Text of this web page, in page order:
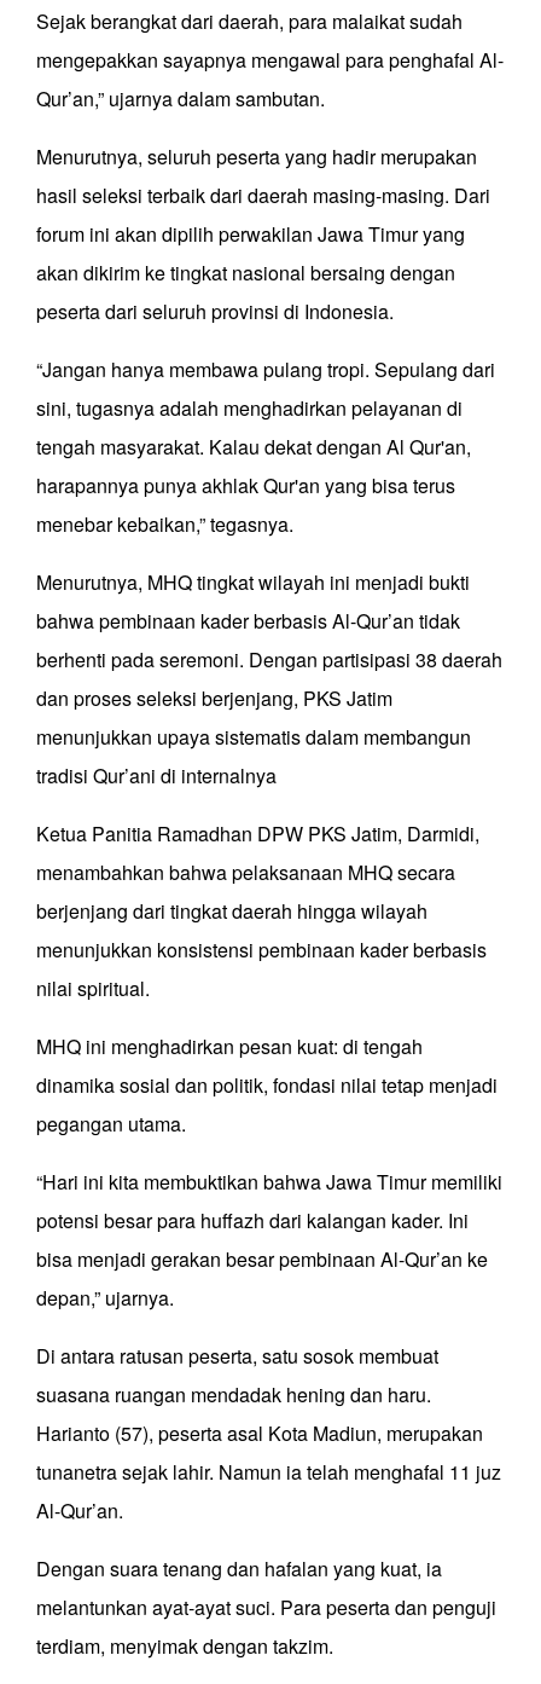
Sejak berangkat dari daerah, para malaikat sudah
mengepakkan sayapnya mengawal para penghafal Al-
Qur’an,” ujarnya dalam sambutan.
Menurutnya, seluruh peserta yang hadir merupakan
hasil seleksi terbaik dari daerah masing-masing. Dari
forum ini akan dipilih perwakilan Jawa Timur yang
akan dikirim ke tingkat nasional bersaing dengan
peserta dari seluruh provinsi di Indonesia.
“Jangan hanya membawa pulang tropi. Sepulang dari
sini, tugasnya adalah menghadirkan pelayanan di
tengah masyarakat. Kalau dekat dengan Al Qur'an,
harapannya punya akhlak Qur'an yang bisa terus
menebar kebaikan,” tegasnya.
Menurutnya, MHQ tingkat wilayah ini menjadi bukti
bahwa pembinaan kader berbasis Al-Qur’an tidak
berhenti pada seremoni. Dengan partisipasi 38 daerah
dan proses seleksi berjenjang, PKS Jatim
menunjukkan upaya sistematis dalam membangun
tradisi Qur’ani di internalnya
Ketua Panitia Ramadhan DPW PKS Jatim, Darmidi,
menambahkan bahwa pelaksanaan MHQ secara
berjenjang dari tingkat daerah hingga wilayah
menunjukkan konsistensi pembinaan kader berbasis
nilai spiritual.
MHQ ini menghadirkan pesan kuat: di tengah
dinamika sosial dan politik, fondasi nilai tetap menjadi
pegangan utama.
“Hari ini kita membuktikan bahwa Jawa Timur memiliki
potensi besar para huffazh dari kalangan kader. Ini
bisa menjadi gerakan besar pembinaan Al-Qur’an ke
depan,” ujarnya.
Di antara ratusan peserta, satu sosok membuat
suasana ruangan mendadak hening dan haru.
Harianto (57), peserta asal Kota Madiun, merupakan
tunanetra sejak lahir. Namun ia telah menghafal 11 juz
Al-Qur’an.
Dengan suara tenang dan hafalan yang kuat, ia
melantunkan ayat-ayat suci. Para peserta dan penguji
terdiam, menyimak dengan takzim.